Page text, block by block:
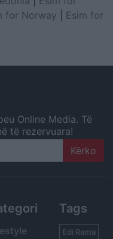
for Norway
Esim for
Online Media. Të
të rezervuara!
Tags
Edi Rama